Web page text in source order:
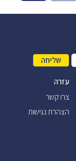
שליחה
עזרה
צרו קשר
הצהרת נגישות